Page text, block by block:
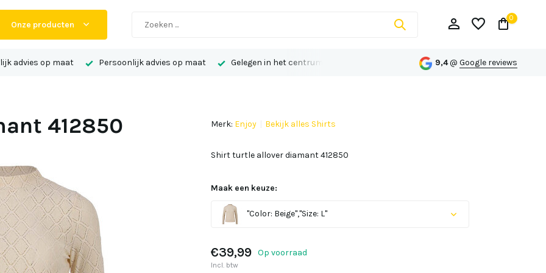
Onze producten
0
advies op maat Persoonlijk advies op maat Gelegen in het centrum van Echt Persoonlijk advies op maat
9,4@ Google reviews
412850 Merk: Enjoy Bekijk alles Shirts
Shirt turtle allover diamant 412850
Maak een keuze:
"Color: Beige","Size: L"
€39,99 Op voorraad
Incl. btw